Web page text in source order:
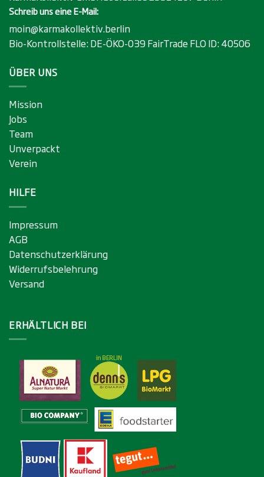
Schreib uns eine E-Mail:
moin@karmakollektiv.berlin
Bio-Kontrollstelle:DE-ÖKO-039FairTrade FLO ID:40506
ÜBER UNS
Mission
Jobs
Team
Unverpackt
Verein
HILFE
Impressum
AGB
Datenschutzerklärung
Widerrufsbelehrung
Versand
ERHÄLTLICH BEI